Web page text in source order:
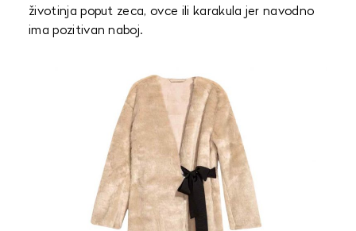
životinja poput zeca, ovce ili karakula jer navodno
ima pozitivan naboj.